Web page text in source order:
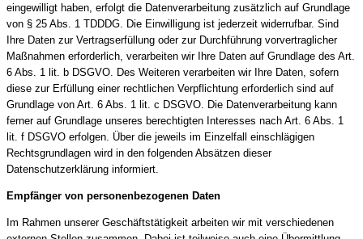
eingewilligt haben, erfolgt die Datenverarbeitung zusätzlich auf Grundlage
von § 25 Abs. 1 TDDDG. Die Einwilligung ist jederzeit widerrufbar. Sind
Ihre Daten zur Vertragserfüllung oder zur Durchführung vorvertraglicher
Maßnahmen erforderlich, verarbeiten wir Ihre Daten auf Grundlage des Art.
6 Abs. 1 lit. b DSGVO. Des Weiteren verarbeiten wir Ihre Daten, sofern
diese zur Erfüllung einer rechtlichen Verpflichtung erforderlich sind auf
Grundlage von Art. 6 Abs. 1 lit. c DSGVO. Die Datenverarbeitung kann
ferner auf Grundlage unseres berechtigten Interesses nach Art. 6 Abs. 1
lit. f DSGVO erfolgen. Über die jeweils im Einzelfall einschlägigen
Rechtsgrundlagen wird in den folgenden Absätzen dieser
Datenschutzerklärung informiert.
Empfänger von personenbezogenen Daten
Im Rahmen unserer Geschäftstätigkeit arbeiten wir mit verschiedenen